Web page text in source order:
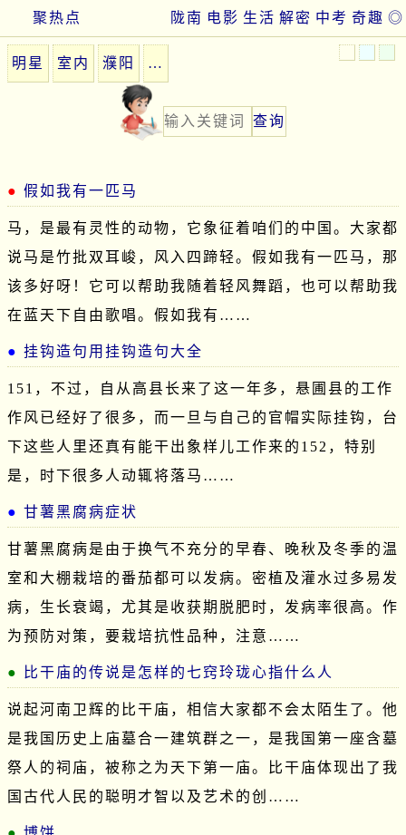
聚热点 ◎
奇趣
中考
解密
生活
电影
陇南
明星 室内 濮阳 …
假如我有一匹马
马，是最有灵性的动物，它象征着咱们的中国。大家都
说马是竹批双耳峻，风入四蹄轻。假如我有一匹马，那
该多好呀！它可以帮助我随着轻风舞蹈，也可以帮助我
在蓝天下自由歌唱。假如我有……
挂钩造句用挂钩造句大全
151，不过，自从高县长来了这一年多，悬圃县的工作
作风已经好了很多，而一旦与自己的官帽实际挂钩，台
下这些人里还真有能干出象样儿工作来的152，特别
是，时下很多人动辄将落马……
甘薯黑腐病症状
甘薯黑腐病是由于换气不充分的早春、晚秋及冬季的温
室和大棚栽培的番茄都可以发病。密植及灌水过多易发
病，生长衰竭，尤其是收获期脱肥时，发病率很高。作
为预防对策，要栽培抗性品种，注意……
比干庙的传说是怎样的七窍玲珑心指什么人
说起河南卫辉的比干庙，相信大家都不会太陌生了。他
是我国历史上庙墓合一建筑群之一，是我国第一座含墓
祭人的祠庙，被称之为天下第一庙。比干庙体现出了我
国古代人民的聪明才智以及艺术的创……